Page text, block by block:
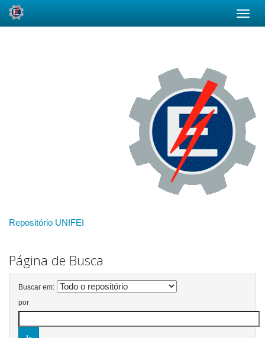
Repositório UNIFEI
Página de Busca
Buscar em:
por